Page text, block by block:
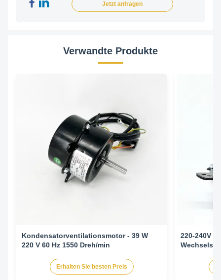
Jetzt anfragen
Verwandte Produkte
Kondensatorventilationsmotor - 39 W
220 V 60 Hz 1550 Dreh/min
Erhalten Sie besten Preis
220-240V